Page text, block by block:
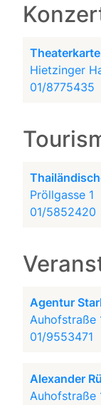
Hietzinger
01/8775435
Pröllgasse 1
01/5852420
Agentur
Auhofstraße
01/9553471
Alexander
Auhofstraße